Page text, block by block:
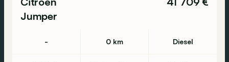
Jumper
- 0 km Diesel